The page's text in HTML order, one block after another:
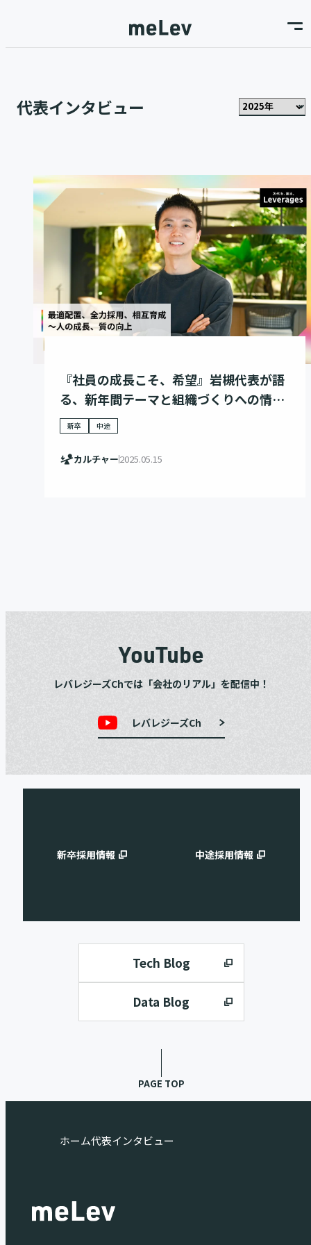
代表インタビュー
『社員の成長こそ、希望』岩槻代表が語
る、新年間テーマと組織づくりへの情
熱。
新卒 中途
カルチャー2025.05.15
YouTube
レバレジーズChでは「会社のリアル」を配信中！
レバレジーズCh
新卒採用情報 中途採用情報
Tech Blog
Data Blog
PAGE TOP
ホーム代表インタビュー